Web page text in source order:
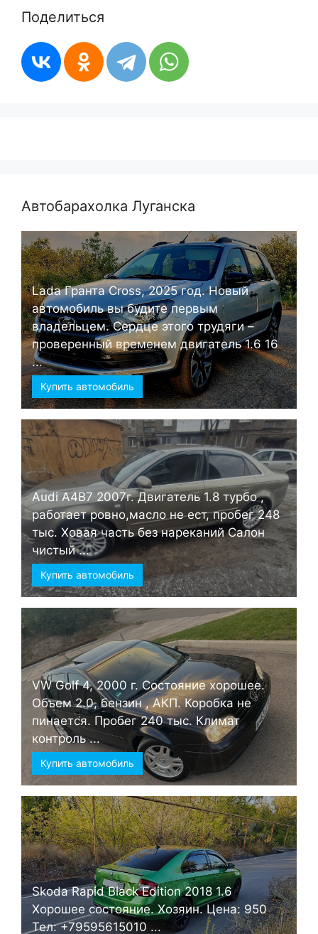
Поделиться
Автобарахолка Луганска
Lada Гранта Cross, 2025 год. Новый
автомобиль вы будите первым
владельцем. Сердце этого трудяги –
проверенный временем двигатель 1.6 16
...
Купить автомобиль
Audi А4B7 2007г. Двигатель 1.8 турбо ,
работает ровно,масло не ест, пробег 248
тыс. Ховая часть без нареканий Салон
чистый ...
Купить автомобиль
VW Golf 4, 2000 г. Состояние хорошее.
Объем 2.0, бензин , АКП. Коробка не
пинается. Пробег 240 тыс. Климат
контроль ...
Купить автомобиль
Skoda Rapid Black Edition 2018 1.6
Хорошее состояние. Хозяин. Цена: 950
Тел: +79595615010 ...